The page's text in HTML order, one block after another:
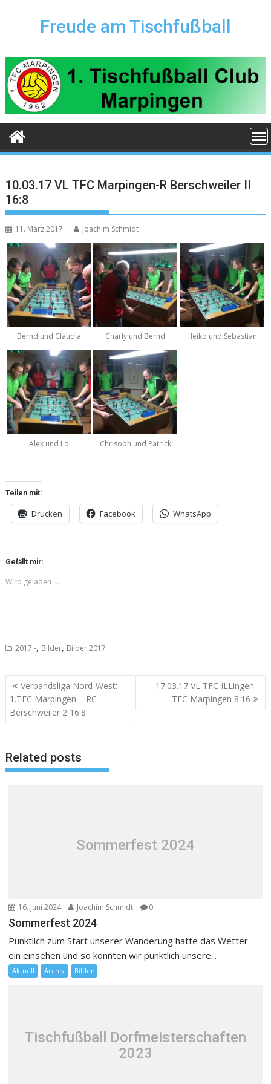
Freude am Tischfußball
10.03.17 VL TFC Marpingen-R Berschweiler II
16:8
11. März 2017 Joachim Schmidt
Bernd und Claudia Charly und Bernd Heiko und Sebastian
Alex und Lo Chrisoph und Patrick
Teilen mit:
Drucken Facebook WhatsApp
Gefällt mir:
Wird geladen …
2017 -, Bilder, Bilder 2017
Beitragsnavigation
Verbandsliga Nord-West:
1.TFC Marpingen – RC
Berschweiler 2 16:8
17.03.17 VL TFC ILLingen –
TFC Marpingen 8:16
Related posts
Sommerfest 2024
16. Juni 2024 Joachim Schmidt 0
Sommerfest 2024
Pünktlich zum Start unserer Wanderung hatte das Wetter
ein einsehen und so konnten wir pünktlich unsere...
Aktuell Archiv Bilder
Tischfußball Dorfmeisterschaften
2023